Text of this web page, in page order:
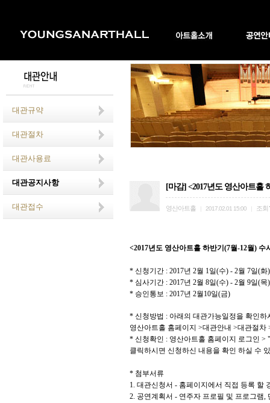
대관규약
대관절차
대관사용료
대관공지사항
대관접수
[마감] <2017년도 영산아트홀
영산아트홀 2017.02.01 15:00 조회
<2017년도 영산아트홀 하반기(7월-12월) 수
* 신청기간 : 2017년 2월 1일(수) - 2월 7일(화)
* 심사기간 : 2017년 2월 8일(수) - 2월 9일(목)
* 승인통보 : 2017년 2월10일(금)
* 신청방법 : 아래의 대관가능일정을 확인
영산아트홀 홈페이지 >대관안내 >대관절
* 신청확인 : 영산아트홀 홈페이지 로그인 >
클릭하시면 신청하신 내용을 확인 하실 수
* 첨부서류
1. 대관신청서 - 홈페이지에서 직접 등록 할
2. 공연계획서 - 연주자 프로필 및 프로그램,